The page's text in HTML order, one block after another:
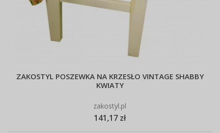
ZAKOSTYL POSZEWKA NA KRZESŁO VINTAGE SHABBY
KWIATY
zakostyl.pl
141,17 zł